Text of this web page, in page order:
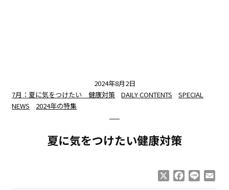
2024年8月2日
7月：夏に気をつけたい 健康対策
DAILY CONTENTS
SPECIAL
NEWS
2024年の特集
夏に気をつけたい健康対策
Facebook
Line